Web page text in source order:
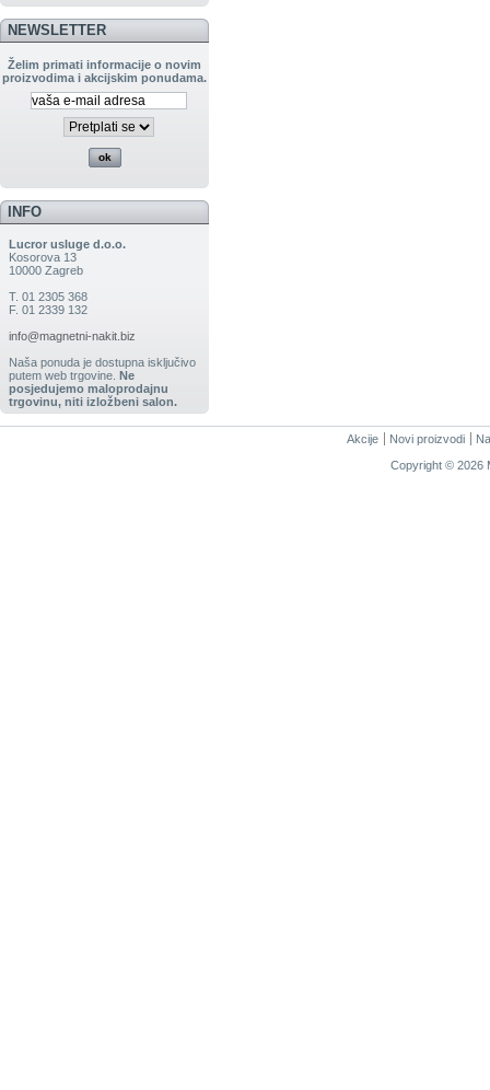
NEWSLETTER
Želim primati informacije o novim
proizvodima i akcijskim ponudama.
INFO
Lucror usluge d.o.o.
Kosorova 13
10000 Zagreb
T. 01 2305 368
F. 01 2339 132
info@magnetni-nakit.biz
Naša ponuda je dostupna isključivo
putem web trgovine. Ne
posjedujemo maloprodajnu
trgovinu, niti izložbeni salon.
Akcije Novi proizvodi
Copyright © 2026